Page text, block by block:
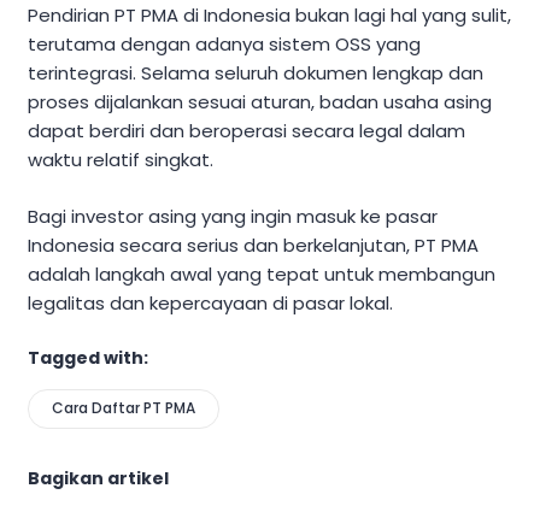
Pendirian PT PMA di Indonesia bukan lagi hal yang sulit,
terutama dengan adanya sistem OSS yang
terintegrasi. Selama seluruh dokumen lengkap dan
proses dijalankan sesuai aturan, badan usaha asing
dapat berdiri dan beroperasi secara legal dalam
waktu relatif singkat.
Bagi investor asing yang ingin masuk ke pasar
Indonesia secara serius dan berkelanjutan, PT PMA
adalah langkah awal yang tepat untuk membangun
legalitas dan kepercayaan di pasar lokal.
Tagged with:
Cara Daftar PT PMA
Bagikan artikel